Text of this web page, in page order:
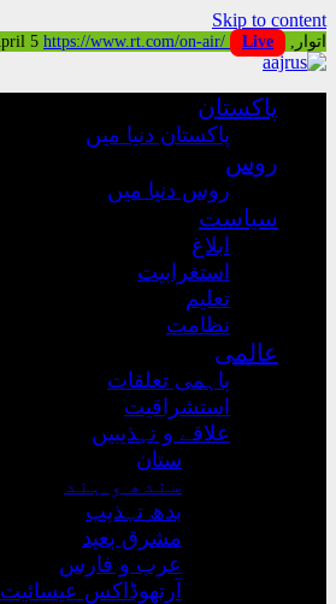
Skip to content
اتوار, April 5 https://www.rt.com/on-air/ Live
پاکستان
پاکستان دنیا میں
روس
روس دنیا میں
سیاست
ابلاغ
استغرابیت
تعلیم
نظامت
عالمی
باہمی تعلقات
استشراقیت
علاقے و تہذیبیں
ستان
سندھ و ہند
بدھ تہذیب
مشرق بعید
عرب و فارس
آرتھوڈاکس عیسائیت